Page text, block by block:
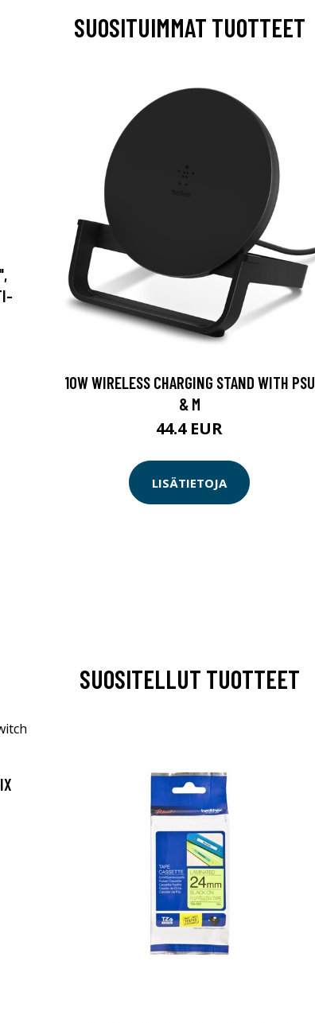
SUOSITUIMMAT TUOTTEET
10W WIRELESS CHARGING STAND WITH PSU
& M
44.4 EUR
LISÄTIETOJA
SUOSITELLUT TUOTTEET